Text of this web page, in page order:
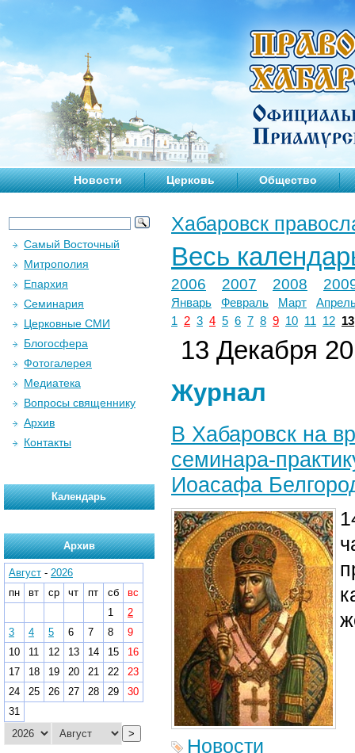
Новости Церковь Общество
Хабаровск
Весь
2006 2007 2008
Январь Февраль Март
1
2 3 4 5 6 7 8 9 10 11 12 13
13 Декабря
Журнал
В Хабаровск на
семинара-
Иоасафа
Новости
Самый Восточный
Митрополия
Епархия
Семинария
Церковные СМИ
Блогосфера
Фотогалерея
Медиатека
Вопросы священнику
Архив
Контакты
Календарь
Архив
Август - 2026
пн
вт ср чт пт сб
вс
1
2
3
4 5 6 7 8
9
10
11 12 13 14 15
16
17
18 19 20 21 22
23
24
25 26 27 28 29
30
31
>